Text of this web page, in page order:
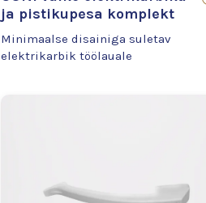
ja pistikupesa komplekt
Minimaalse disainiga suletav
elektrikarbik töölauale